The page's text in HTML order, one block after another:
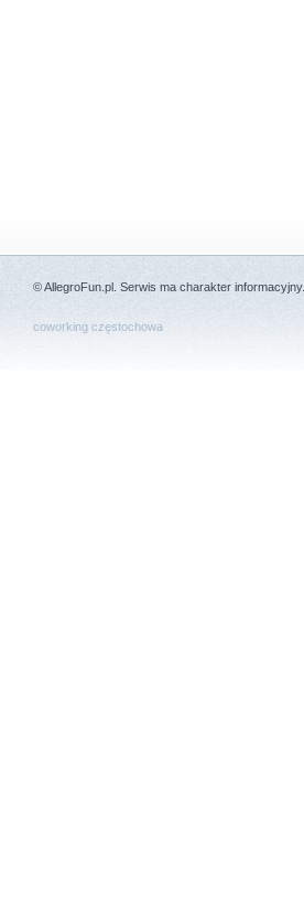
©AllegroFun.pl . Serwis ma charakter informacyjny.
coworking częstochowa